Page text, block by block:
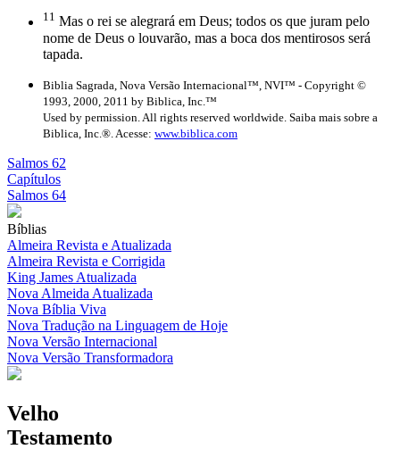
11 Mas o rei se alegrará em Deus; todos os que juram pelo
nome de Deus o louvarão, mas a boca dos mentirosos será
tapada.
Biblia Sagrada, Nova Versão Internacional™, NVI™ - Copyright ©
1993, 2000, 2011 by Biblica, Inc.™
Used by permission. All rights reserved worldwide. Saiba mais sobre a
Biblica, Inc.®. Acesse: www.biblica.com
Salmos 62
Capítulos
Salmos 64
Bíblias
Almeira Revista e Atualizada
Almeira Revista e Corrigida
King James Atualizada
Nova Almeida Atualizada
Nova Bíblia Viva
Nova Tradução na Linguagem de Hoje
Nova Versão Internacional
Nova Versão Transformadora
Velho
Testamento